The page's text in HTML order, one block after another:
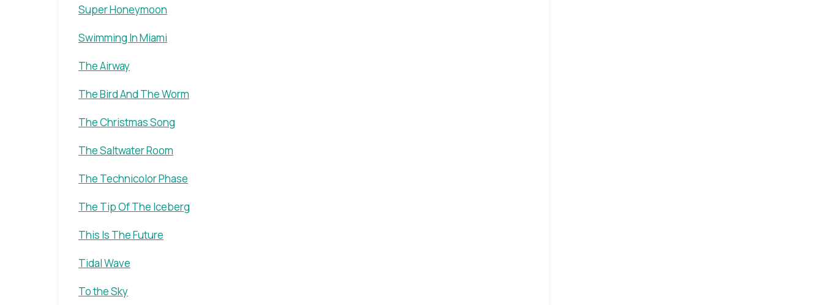
Super Honeymoon
Swimming In Miami
The Airway
The Bird And The Worm
The Christmas Song
The Saltwater Room
The Technicolor Phase
The Tip Of The Iceberg
This Is The Future
Tidal Wave
To the Sky